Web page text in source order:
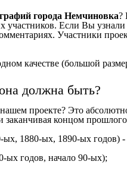
города Немчиновка?
Если Вы
Участники
качестве (большой
должна быть?
проекте? Это
концом
1880-ых, 1890-ых годов)
ых годов, начало 90-ых);